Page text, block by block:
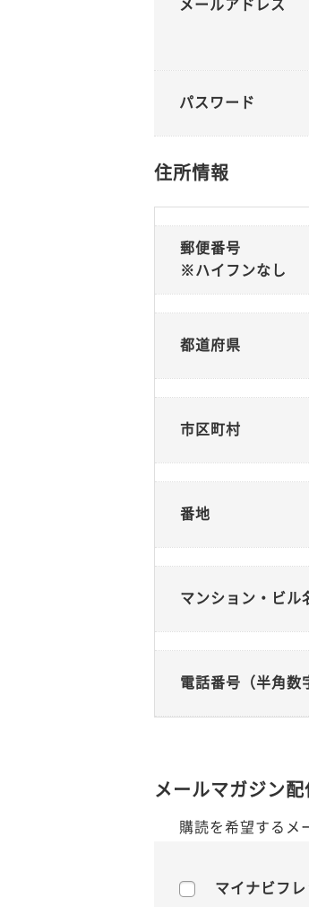
メールアドレス
パスワード
住所情報
郵便番号
※ハイフンなし
都道府県
市区町村
番地
マンション・ビル
電話番号（半角数
メールマガジン配
購読を希望するメ
マイナビフ